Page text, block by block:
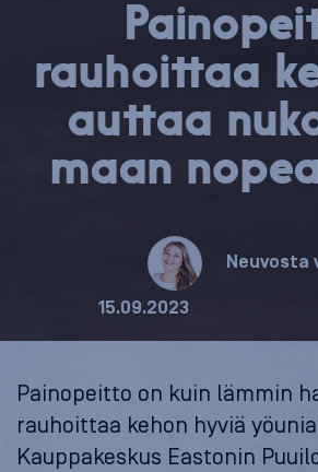
rauhoittaa
auttaa
maan
Neuvosta
15.09.2023
Painopeitto on kuin lämmin
rauhoittaa kehon hyviä
Kauppakeskus Eastonin